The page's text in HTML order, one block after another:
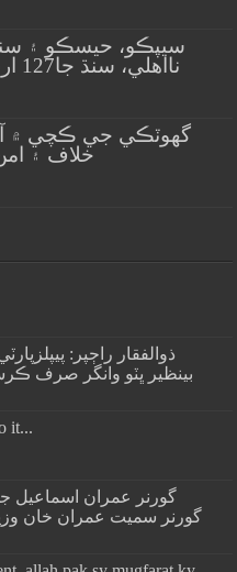
سيپڪو، حيسڪو ۽
نااهلي، سنڌ جا127 ارب رپيا ٻڏي ويا؟
گهوٽڪي جي ڪچي ۾
خلاف ۽
ذوالفقار راڄپر:
بينظير ڀٽو وانگر صرف
it...
گورنر سميت عمران خان